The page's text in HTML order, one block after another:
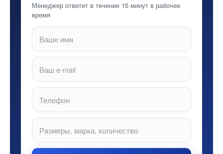
Менеджер ответит в течение 15 минут в рабочее
время